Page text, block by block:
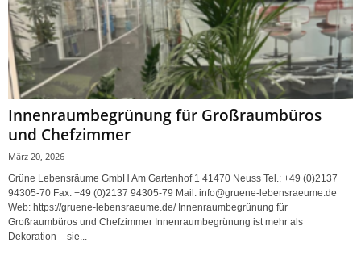
Innenraumbegrünung für Großraumbüros
und Chefzimmer
März 20, 2026
Grüne Lebensräume GmbH Am Gartenhof 1 41470 Neuss Tel.: +49 (0)2137
94305-70 Fax: +49 (0)2137 94305-79 Mail: info@gruene-lebensraeume.de
Web: https://gruene-lebensraeume.de/ Innenraumbegrünung für
Großraumbüros und Chefzimmer Innenraumbegrünung ist mehr als
Dekoration – sie...